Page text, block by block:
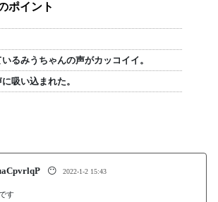
ポイント
るみうちゃんの声がカッコイイ。
吸い込まれた。
😶 2022-1-2 15:43
す